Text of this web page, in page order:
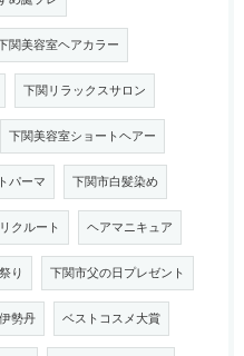
関美容室ヘアカラー
下関リラックスサロン
下関美容室ショートヘアー
パーマ 下関市白髪染め
リクルート ヘアマニキュア
り 下関市父の日プレゼント
勢丹 ベストコスメ大賞